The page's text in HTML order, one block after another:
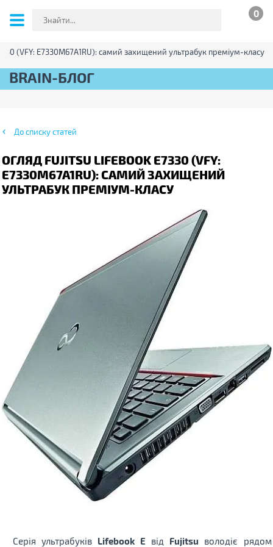
0
(VFY: E7330M67A1RU): самий захищений ультрабук преміум-класу
BRAIN-БЛОГ
До списку статей
ОГЛЯД FUJITSU LIFEBOOK E7330 (VFY:
E7330M67A1RU): САМИЙ ЗАХИЩЕНИЙ
УЛЬТРАБУК ПРЕМІУМ-КЛАСУ
Серія ультрабуків Lifebook E від Fujitsu володіє рядом